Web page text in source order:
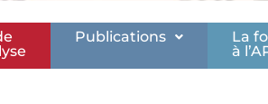
Publications
La
à